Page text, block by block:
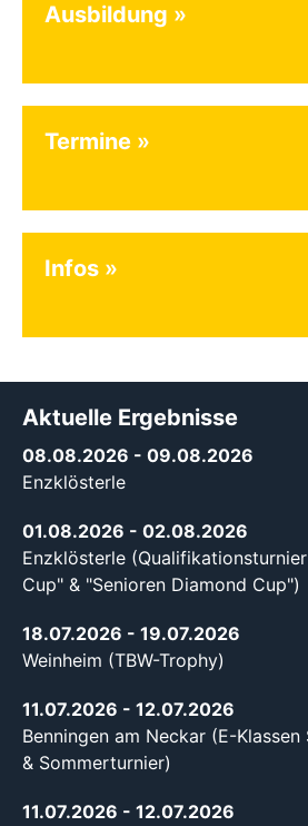
Ausbildung
Termine
Infos
Aktuelle Ergebnisse
08.08.2026 - 09.08.2026
Enzklösterle
01.08.2026 - 02.08.2026
Enzklösterle
Cup" & "Senioren Diamond Cup")
18.07.2026 - 19.07.2026
Weinheim (TBW-Trophy)
11.07.2026 - 12.07.2026
Benningen am Neckar (E-
& Sommerturnier)
11.07.2026 - 12.07.2026